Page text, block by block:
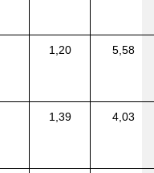
1,20 5,58
1,39 4,03